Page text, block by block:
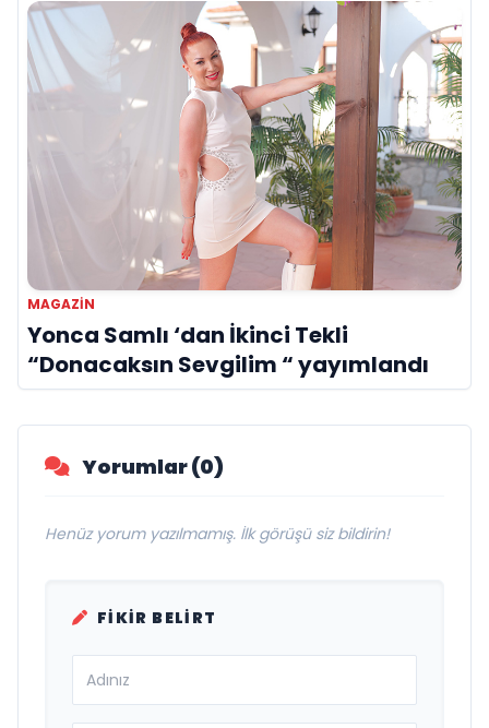
MAGAZİN
Yonca Samlı ‘dan İkinci Tekli
“Donacaksın Sevgilim “ yayımlandı
Yorumlar (0)
Henüz yorum yazılmamış. İlk görüşü siz bildirin!
FIKIR BELIRT